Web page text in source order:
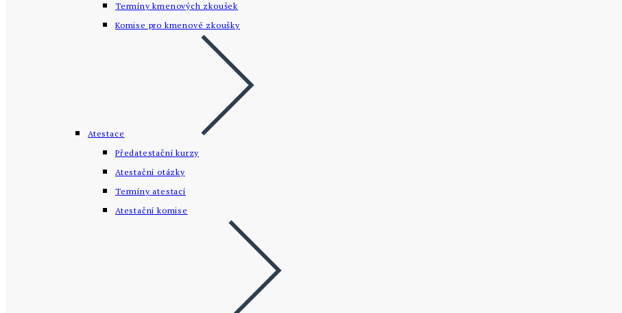
Termíny kmenových zkoušek
Komise pro kmenové zkoušky
Atestace
Předatestační kurzy
Atestační otázky
Termíny atestací
Atestační komise